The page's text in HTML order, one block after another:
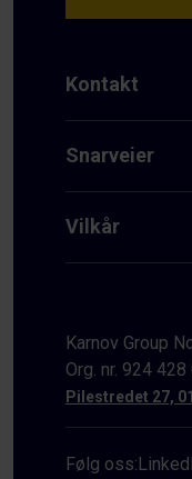
Kontakt
Snarveier
Vilkår
Karnov Group
Org. nr. 924 428
Pilestredet 27,
Følg oss: